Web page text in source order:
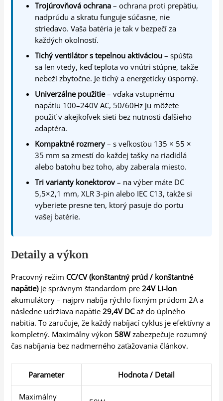
Trojúrovňová ochrana – ochrana proti prepätiu,
nadprúdu a skratu funguje súčasne, nie
striedavo. Vaša batéria je tak v bezpečí za
každých okolností.
Tichý ventilátor s tepelnou aktiváciou – spúšťa
sa len vtedy, keď teplota vo vnútri stúpne, takže
nebeží zbytočne. Je tichý a energeticky úsporný.
Univerzálne použitie– vďaka vstupnému
napätiu 100–240V AC, 50/60Hz ju môžete
použiť v akejkoľvek sieti bez nutnosti ďalšieho
adaptéra.
Kompaktné rozmery – s veľkosťou 135 × 55 ×
35 mm sa zmestí do každej tašky na riadidlá
alebo batohu bez toho, aby zaberala miesto.
Tri varianty konektorov – na výber máte DC
5,5×2,1 mm, XLR 3-pin alebo IEC C13, takže si
vyberiete presne ten, ktorý pasuje do portu
vašej batérie.
Detaily a výkon
Pracovný režim CC/CV (konštantný prúd / konštantné
napätie)je správnym štandardom pre24V Li-Ion
akumulátory – najprv nabíja rýchlo fixným prúdom 2A a
následne udržiava napätie29,4V DCaž do úplného
nabitia. To zaručuje, že každý nabíjací cyklus je efektívny a
kompletný. Maximálny výkon 58Wzabezpečuje rozumný
čas nabíjania bez nadmerného zaťažovania článkov.
Parameter Hodnota / Detail
Maximálny